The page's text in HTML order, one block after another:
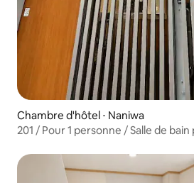
Chambre d'hôtel ⋅ Naniwa
201 / Pour 1 personne / Salle de
50 minutes de l'aéroport du Kansai